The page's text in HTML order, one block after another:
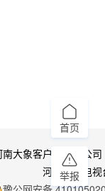
南大象客户端有限公
河南广播电
首页
举报